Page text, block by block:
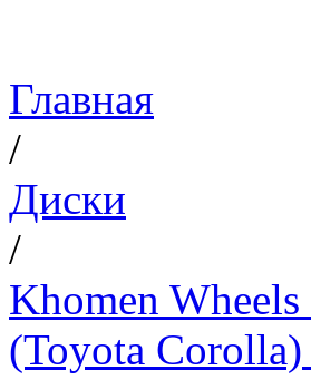
Главная
/
Диски
/
Khomen
(Toyota